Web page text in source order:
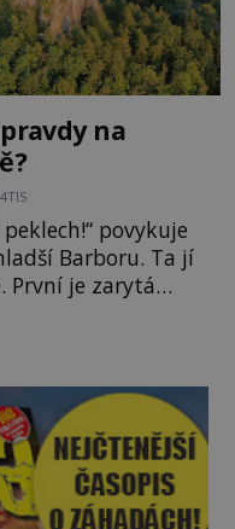
na
povykuje
Barboru. Ta jí
První je zarytá
A každá z
hradu
Za manželku má